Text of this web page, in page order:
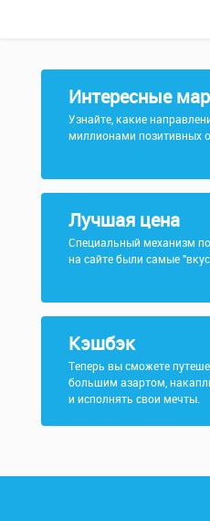
Интересные
Узнайте, какие
миллионами позитивных
Лучшая цена
Специальный механизм
на сайте были самые
Кэшбэк
Теперь вы сможете
большим азартом,
и исполнять свои мечты.